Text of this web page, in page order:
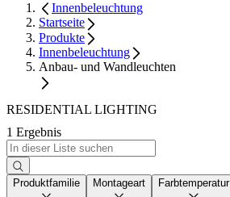
Innenbeleuchtung
Startseite
Produkte
Innenbeleuchtung
Anbau- und Wandleuchten
RESIDENTIAL LIGHTING
1 Ergebnis
Produktfamilie Montageart Farbtemperatur